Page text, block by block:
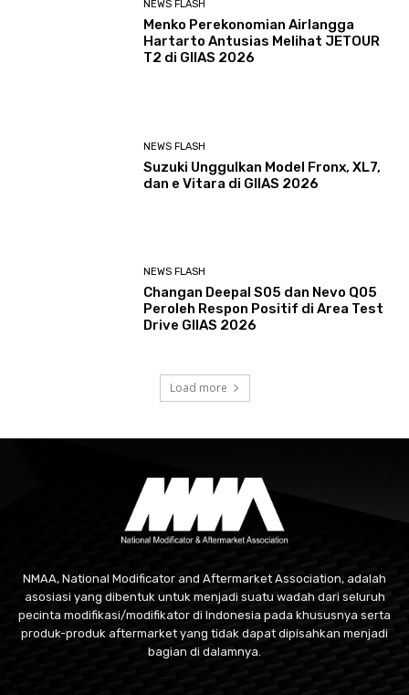
NEWS FLASH
Menko Perekonomian Airlangga
Hartarto Antusias Melihat JETOUR
T2 di GIIAS 2026
NEWS FLASH
Suzuki Unggulkan Model Fronx, XL7,
dan e Vitara di GIIAS 2026
NEWS FLASH
Changan Deepal S05 dan Nevo Q05
Peroleh Respon Positif di Area Test
Drive GIIAS 2026
Load more
NMAA, National Modificator and Aftermarket Association, adalah
asosiasi yang dibentuk untuk menjadi suatu wadah dari seluruh
pecinta modifikasi/modifikator di Indonesia pada khususnya serta
produk-produk aftermarket yang tidak dapat dipisahkan menjadi
bagian di dalamnya.